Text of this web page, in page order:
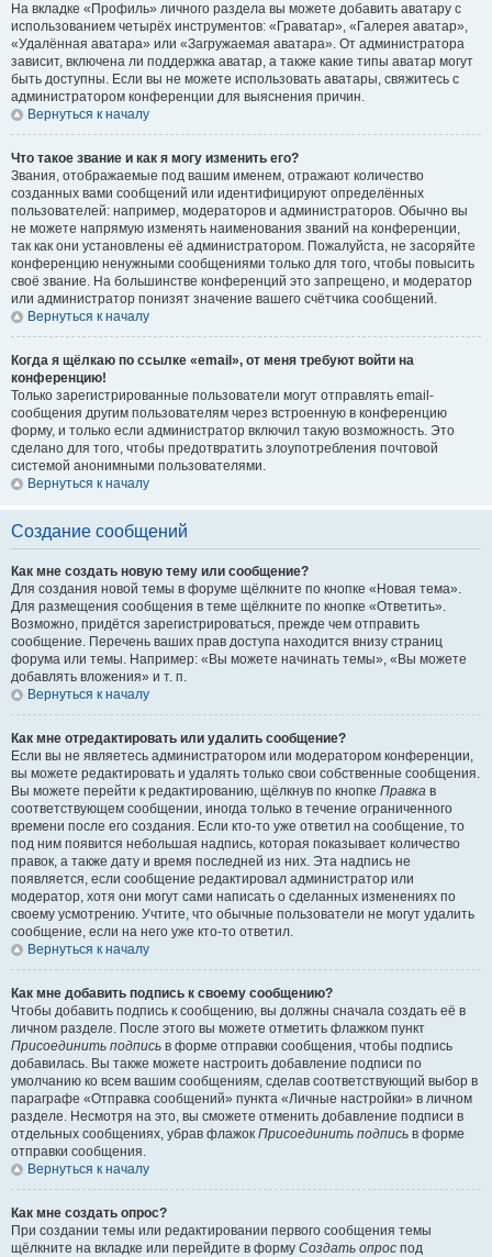
На вкладке «Профиль» личного раздела вы можете добавить аватару с
использованием четырёх инструментов: «Граватар», «Галерея аватар»,
«Удалённая аватара» или «Загружаемая аватара». От администратора
зависит, включена ли поддержка аватар, а также какие типы аватар могут
быть доступны. Если вы не можете использовать аватары, свяжитесь с
администратором конференции для выяснения причин.
Вернуться к началу
Что такое звание и как я могу изменить его?
Звания, отображаемые под вашим именем, отражают количество
созданных вами сообщений или идентифицируют определённых
пользователей: например, модераторов и администраторов. Обычно вы
не можете напрямую изменять наименования званий на конференции,
так как они установлены её администратором. Пожалуйста, не засоряйте
конференцию ненужными сообщениями только для того, чтобы повысить
своё звание. На большинстве конференций это запрещено, и модератор
или администратор понизят значение вашего счётчика сообщений.
Вернуться к началу
Когда я щёлкаю по ссылке «email», от меня требуют войти на
конференцию!
Только зарегистрированные пользователи могут отправлять email-
сообщения другим пользователям через встроенную в конференцию
форму, и только если администратор включил такую возможность. Это
сделано для того, чтобы предотвратить злоупотребления почтовой
системой анонимными пользователями.
Вернуться к началу
Создание сообщений
Как мне создать новую тему или сообщение?
Для создания новой темы в форуме щёлкните по кнопке «Новая тема».
Для размещения сообщения в теме щёлкните по кнопке «Ответить».
Возможно, придётся зарегистрироваться, прежде чем отправить
сообщение. Перечень ваших прав доступа находится внизу страниц
форума или темы. Например: «Вы можете начинать темы», «Вы можете
добавлять вложения» и т. п.
Вернуться к началу
Как мне отредактировать или удалить сообщение?
Если вы не являетесь администратором или модератором конференции,
вы можете редактировать и удалять только свои собственные сообщения.
Вы можете перейти к редактированию, щёлкнув по кнопке Правка в
соответствующем сообщении, иногда только в течение ограниченного
времени после его создания. Если кто-то уже ответил на сообщение, то
под ним появится небольшая надпись, которая показывает количество
правок, а также дату и время последней из них. Эта надпись не
появляется, если сообщение редактировал администратор или
модератор, хотя они могут сами написать о сделанных изменениях по
своему усмотрению. Учтите, что обычные пользователи не могут удалить
сообщение, если на него уже кто-то ответил.
Вернуться к началу
Как мне добавить подпись к своему сообщению?
Чтобы добавить подпись к сообщению, вы должны сначала создать её в
личном разделе. После этого вы можете отметить флажком пункт
Присоединить подпись в форме отправки сообщения, чтобы подпись
добавилась. Вы также можете настроить добавление подписи по
умолчанию ко всем вашим сообщениям, сделав соответствующий выбор в
параграфе «Отправка сообщений» пункта «Личные настройки» в личном
разделе. Несмотря на это, вы сможете отменить добавление подписи в
отдельных сообщениях, убрав флажок Присоединить подпись в форме
отправки сообщения.
Вернуться к началу
Как мне создать опрос?
При создании темы или редактировании первого сообщения темы
щёлкните на вкладке или перейдите в форму Создать опрос под